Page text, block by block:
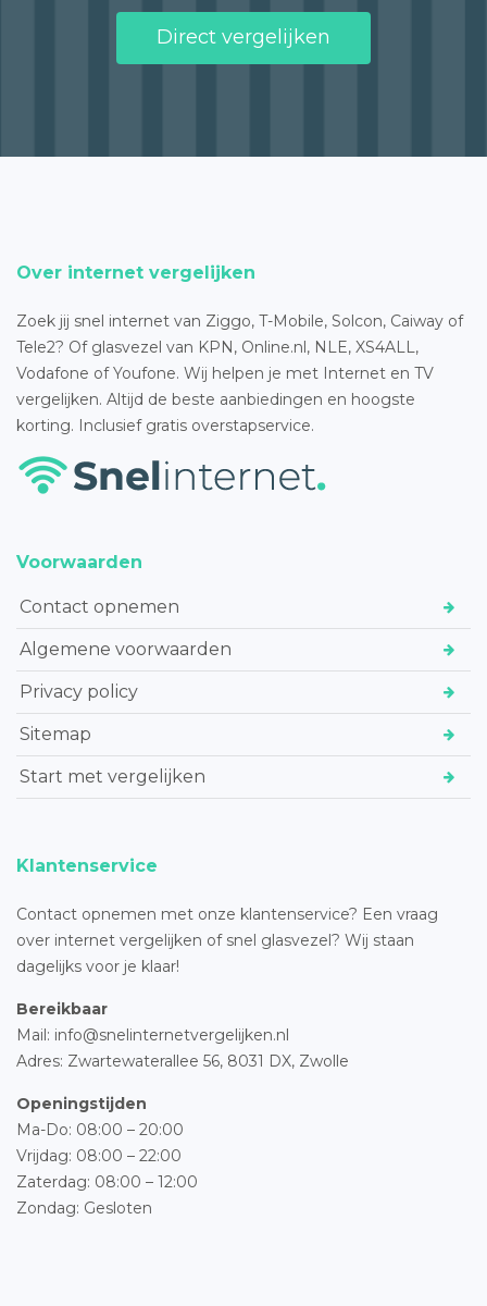
Direct vergelijken
Over internet vergelijken
Zoek jij snel internet van Ziggo, T-Mobile, Solcon, Caiway of
Tele2? Of glasvezel van KPN, Online.nl, NLE, XS4ALL,
Vodafone of Youfone. Wij helpen je met Internet en TV
vergelijken. Altijd de beste aanbiedingen en hoogste
korting. Inclusief gratis overstapservice.
Voorwaarden
Contact opnemen
Algemene voorwaarden
Privacy policy
Sitemap
Start met vergelijken
Klantenservice
Contact opnemen met onze klantenservice? Een vraag
over internet vergelijken of snel glasvezel? Wij staan
dagelijks voor je klaar!
Bereikbaar
Mail: info@snelinternetvergelijken.nl
Adres: Zwartewaterallee 56, 8031 DX, Zwolle
Openingstijden
Ma-Do: 08:00 – 20:00
Vrijdag: 08:00 – 22:00
Zaterdag: 08:00 – 12:00
Zondag: Gesloten